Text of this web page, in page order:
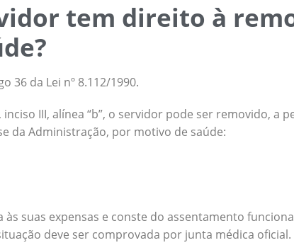
tem direito à
36 da Lei nº 8.112/1990.
III, alínea “b”, o servidor pode ser removido, a
da Administração, por motivo de saúde:
às suas expensas e conste do assentamento
deve ser comprovada por junta médica oficial.